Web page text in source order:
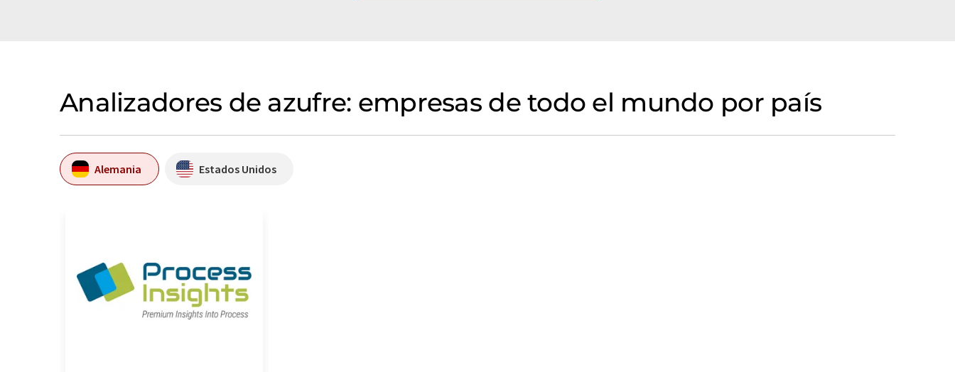
Analizadores de azufre: empresas de todo el mundo por país
Alemania Estados Unidos